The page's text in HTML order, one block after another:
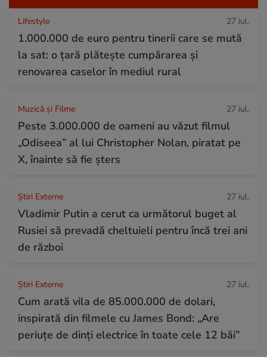
Lifestyle 27 iul.
1.000.000 de euro pentru tinerii care se mută
la sat: o țară plătește cumpărarea și
renovarea caselor în mediul rural
Muzică și Filme 27 iul.
Peste 3.000.000 de oameni au văzut filmul
„Odiseea” al lui Christopher Nolan, piratat pe
X, înainte să fie șters
Știri Externe 27 iul.
Vladimir Putin a cerut ca următorul buget al
Rusiei să prevadă cheltuieli pentru încă trei ani
de război
Știri Externe 27 iul.
Cum arată vila de 85.000.000 de dolari,
inspirată din filmele cu James Bond: „Are
periuțe de dinți electrice în toate cele 12 băi”